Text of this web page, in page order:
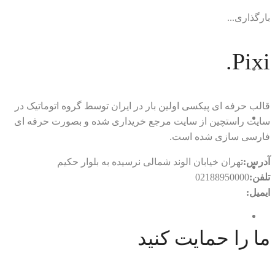
بارگذاری...
Pixi.
قالب حرفه ای پیکسی اولین بار در ایران توسط گروه اتوماتیک در
سایت راستچین از سایت مرجع خریداری شده و بصورت حرفه ای
فارسی سازی شده است.
آدرس:تهران خیابان الوند شمالی نرسیده به بلوار حکیم
تلفن:02188950000
ایمیل:
ما را حمایت کنید